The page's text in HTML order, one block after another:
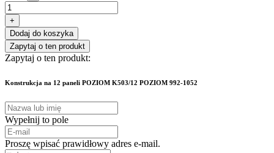
+
Dodaj do koszyka
Zapytaj o ten produkt
Zapytaj o ten produkt:
Konstrukcja na 12 paneli POZIOM K503/12 POZIOM 992-1052
Wypełnij to pole
Proszę wpisać prawidłowy adres e-mail.